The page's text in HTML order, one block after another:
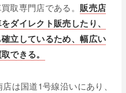
取専門店である。 販売店
ダイレクト販売したり、
立しているため、幅広い
できる。
は国道1号線沿いにあり、